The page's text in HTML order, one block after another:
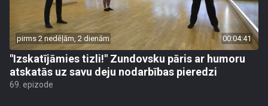
pirms 2 nedēļām, 2 dienām 00:04:41
"Izskatījāmies tizli!" Zundovsku pāris ar humoru
atskatās uz savu deju nodarbības pieredzi
69. epizode